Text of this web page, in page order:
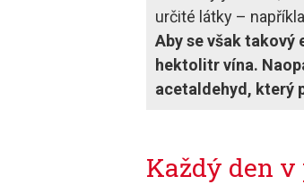
určité látky –
Aby se však takový
hektolitr vína.
acetaldehyd, který
Každý den v